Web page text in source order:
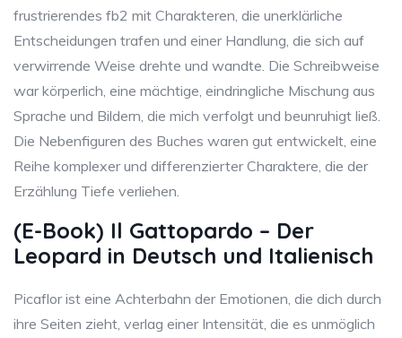
frustrierendes fb2 mit Charakteren, die unerklärliche
Entscheidungen trafen und einer Handlung, die sich auf
verwirrende Weise drehte und wandte. Die Schreibweise
war körperlich, eine mächtige, eindringliche Mischung aus
Sprache und Bildern, die mich verfolgt und beunruhigt ließ.
Die Nebenfiguren des Buches waren gut entwickelt, eine
Reihe komplexer und differenzierter Charaktere, die der
Erzählung Tiefe verliehen.
(E-Book) Il Gattopardo – Der
Leopard in Deutsch und Italienisch
Picaflor ist eine Achterbahn der Emotionen, die dich durch
ihre Seiten zieht, verlag einer Intensität, die es unmöglich